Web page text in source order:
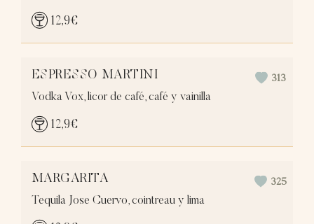
12,9€
ESPRESSO MARTINI
Vodka Vox, licor de café, café y vainilla
313
12,9€
MARGARITA
Tequila Jose Cuervo, cointreau y lima
325